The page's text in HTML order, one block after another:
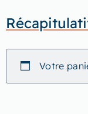
Votre